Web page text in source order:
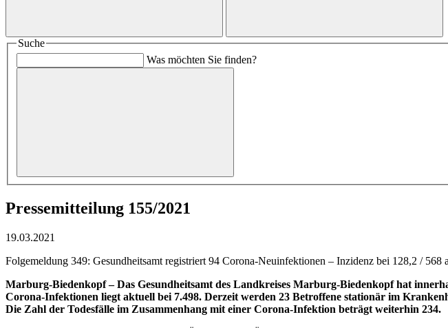
Suche
Was möchten Sie finden?
Pressemitteilung 155/2021
19.03.2021
Folgemeldung 349: Gesundheitsamt registriert 94 Corona-Neuinfektionen – Inzidenz bei 128,2 /
Marburg-Biedenkopf – Das Gesundheitsamt des Landkreises Marburg-Biedenkopf hat
Corona-Infektionen liegt aktuell bei 7.498. Derzeit werden 23 Betroffene stationär im
Die Zahl der Todesfälle im Zusammenhang mit einer Corona-Infektion beträgt weiterhin 234.